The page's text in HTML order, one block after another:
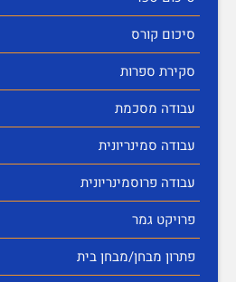
סיכום קורס
סקירת ספרות
עבודה מסכמת
עבודה סמינריונית
עבודה פרוסמינריונית
פרויקט גמר
פתרון מבחן/מבחן בית